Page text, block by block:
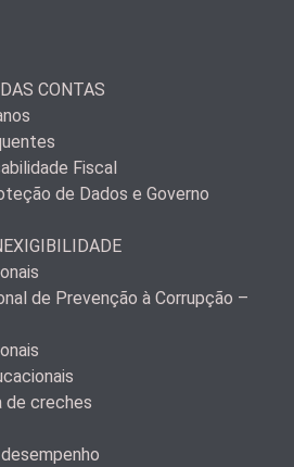
CONTAS
Fiscal
de Dados e Governo
de Prevenção à Corrupção –
de creches